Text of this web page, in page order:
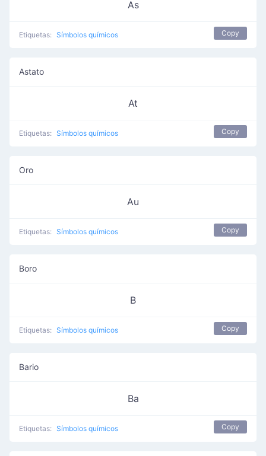
As
Etiquetas: Símbolos químicos Copy
Astato
At
Etiquetas: Símbolos químicos Copy
Oro
Au
Etiquetas: Símbolos químicos Copy
Boro
B
Etiquetas: Símbolos químicos Copy
Bario
Ba
Etiquetas: Símbolos químicos Copy